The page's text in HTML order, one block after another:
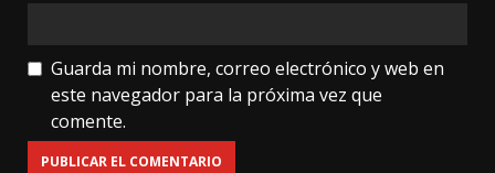
Guarda mi nombre, correo electrónico y web en
este navegador para la próxima vez que
comente.